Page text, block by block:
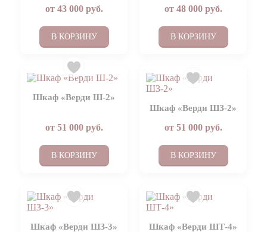
от 43 000руб.
В КОРЗИНУ
от 48 000руб.
В КОРЗИНУ
Шкаф «Верди Ш-2»
от 51 000руб.
В КОРЗИНУ
Шкаф «Верди ШЗ-2»
от 51 000руб.
В КОРЗИНУ
Шкаф «Верди ШЗ-3» Шкаф «Верди ШТ-4»